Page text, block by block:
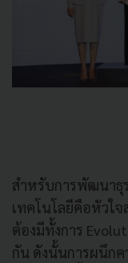
สำหรับการพัฒนาธุ
เทคโนโลยีคือหัวใ
ต้องมีทั้งการ
กัน ดังนั้นการผนึกค